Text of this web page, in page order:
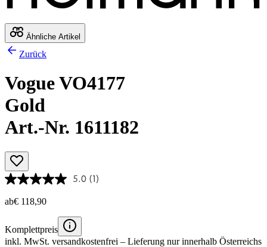
Ähnliche Artikel
Zurück
Vogue VO4177
Gold
Art.-Nr. 1611182
5.0 (1)
ab€ 118,90
Komplettpreis
inkl. MwSt. versandkostenfrei – Lieferung nur innerhalb Österreichs